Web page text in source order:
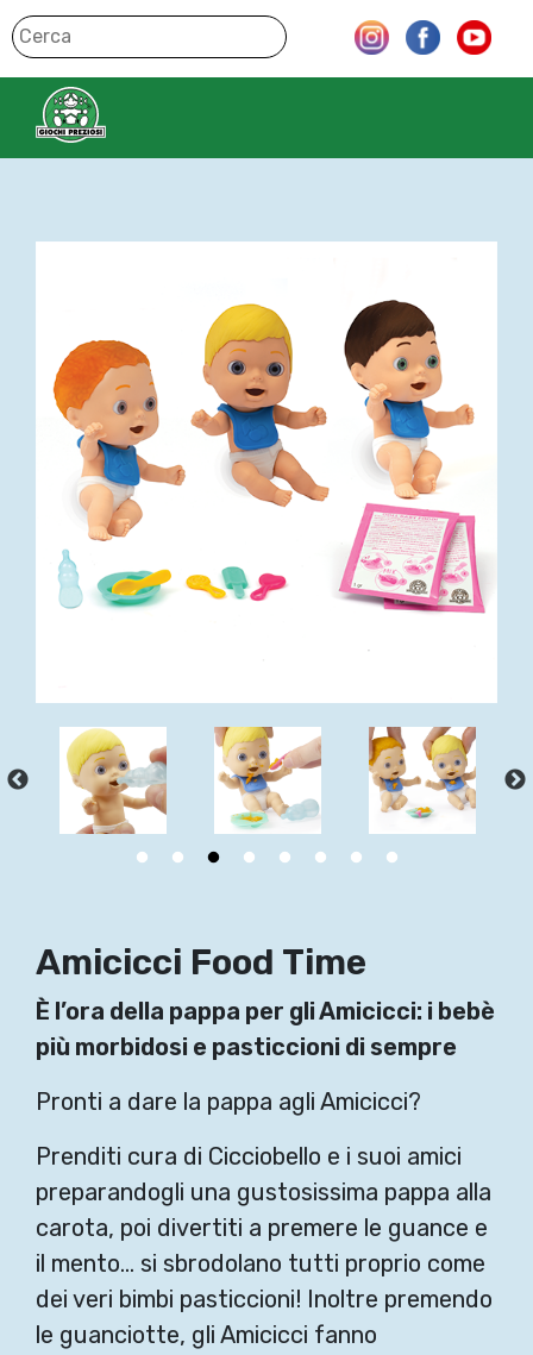
Amicicci Food Time
È l’ora della pappa per gli Amicicci: i bebè
più morbidosi e pasticcioni di sempre
Pronti a dare la pappa agli Amicicci?
Prenditi cura di Cicciobello e i suoi amici
preparandogli una gustosissima pappa alla
carota, poi divertiti a premere le guance e
il mento… si sbrodolano tutti proprio come
dei veri bimbi pasticcioni! Inoltre premendo
le guanciotte, gli Amicicci fanno